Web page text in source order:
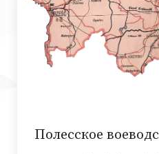
Полесское